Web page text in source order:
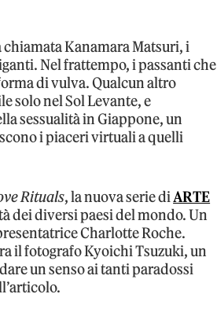
Kanamara Matsuri, i
Nel frattempo, i passanti che
di vulva. Qualcun altro
solo nel Sol Levante, e
sessualità in Giappone, un
i piaceri virtuali a quelli
Rituals, la nuova serie diARTE
dei diversi paesi del mondo. Un
Charlotte Roche.
il fotografo Kyoichi Tsuzuki, un
un senso ai tanti paradossi